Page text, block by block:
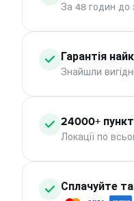
За 48 годин до
Гарантія
Знайшли
24000+
Локації по
Сплачуйте